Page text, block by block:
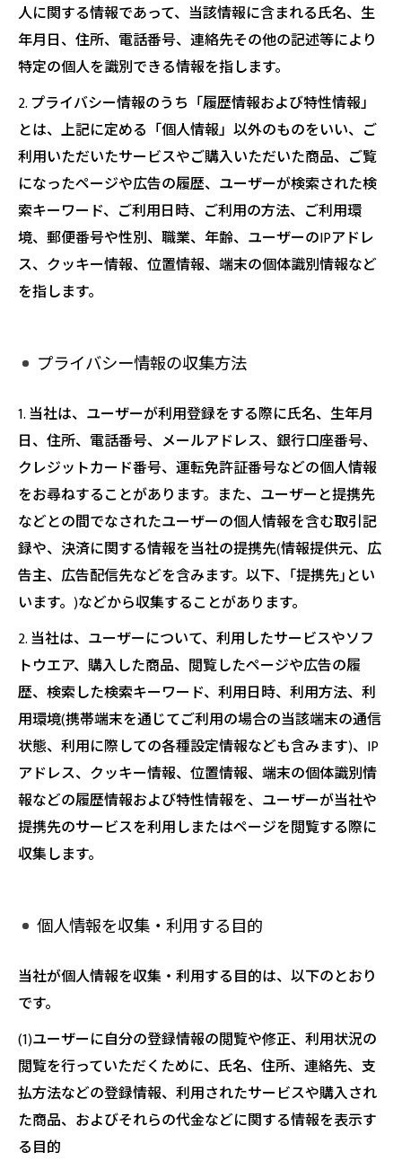
人に関する情報であって、当該情報に含まれる氏名、生
年月日、住所、電話番号、連絡先その他の記述等により
特定の個人を識別できる情報を指します。
2. プライバシー情報のうち「履歴情報および特性情報」
とは、上記に定める「個人情報」以外のものをいい、ご
利用いただいたサービスやご購入いただいた商品、ご覧
になったページや広告の履歴、ユーザーが検索された検
索キーワード、ご利用日時、ご利用の方法、ご利用環
境、郵便番号や性別、職業、年齢、ユーザーのIPアドレ
ス、クッキー情報、位置情報、端末の個体識別情報など
を指します。
プライバシー情報の収集方法
1. 当社は、ユーザーが利用登録をする際に氏名、生年月
日、住所、電話番号、メールアドレス、銀行口座番号、
クレジットカード番号、運転免許証番号などの個人情報
をお尋ねすることがあります。また、ユーザーと提携先
などとの間でなされたユーザーの個人情報を含む取引記
録や、決済に関する情報を当社の提携先(情報提供元、広
告主、広告配信先などを含みます。以下、｢提携先｣とい
います。)などから収集することがあります。
2. 当社は、ユーザーについて、利用したサービスやソフ
トウエア、購入した商品、閲覧したページや広告の履
歴、検索した検索キーワード、利用日時、利用方法、利
用環境(携帯端末を通じてご利用の場合の当該端末の通信
状態、利用に際しての各種設定情報なども含みます)、IP
アドレス、クッキー情報、位置情報、端末の個体識別情
報などの履歴情報および特性情報を、ユーザーが当社や
提携先のサービスを利用しまたはページを閲覧する際に
収集します。
個人情報を収集・利用する目的
当社が個人情報を収集・利用する目的は、以下のとおり
です。
(1)ユーザーに自分の登録情報の閲覧や修正、利用状況の
閲覧を行っていただくために、氏名、住所、連絡先、支
払方法などの登録情報、利用されたサービスや購入され
た商品、およびそれらの代金などに関する情報を表示す
る目的